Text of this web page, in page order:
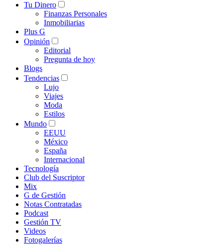
Tu Dinero
Finanzas Personales
Inmobiliarias
Plus G
Opinión
Editorial
Pregunta de hoy
Blogs
Tendencias
Lujo
Viajes
Moda
Estilos
Mundo
EEUU
México
España
Internacional
Tecnología
Club del Suscriptor
Mix
G de Gestión
Notas Contratadas
Podcast
Gestión TV
Videos
Fotogalerías